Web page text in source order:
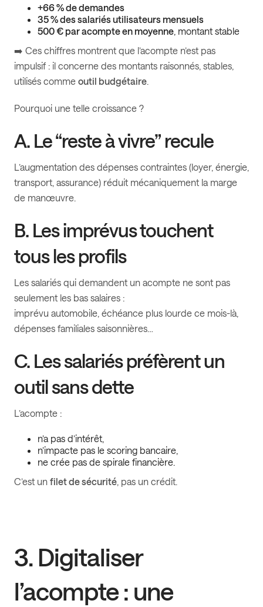
+66 % de demandes
35 % des salariés utilisateurs mensuels
500 € par acompte en moyenne, montant stable
➡️ Ces chiffres montrent que l’acompte n’est pas
impulsif : il concerne des montants raisonnés, stables,
utilisés comme outil budgétaire.
Pourquoi une telle croissance ?
A. Le “reste à vivre” recule
L’augmentation des dépenses contraintes (loyer, énergie,
transport, assurance) réduit mécaniquement la marge
de manœuvre.
B. Les imprévus touchent
tous les profils
Les salariés qui demandent un acompte ne sont pas
seulement les bas salaires :
imprévu automobile, échéance plus lourde ce mois-là,
dépenses familiales saisonnières…
C. Les salariés préfèrent un
outil sans dette
L’acompte :
n’a pas d’intérêt,
n’impacte pas le scoring bancaire,
ne crée pas de spirale financière.
C’est un filet de sécurité, pas un crédit.
3. Digitaliser
l’acompte : une